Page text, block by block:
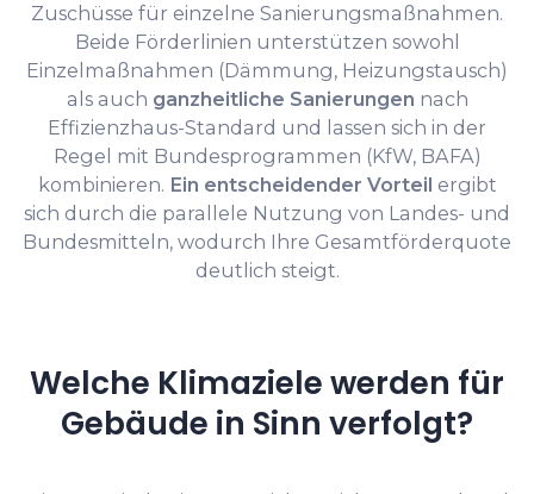
Zuschüsse für einzelne Sanierungsmaßnahmen.
Beide Förderlinien unterstützen sowohl
Einzelmaßnahmen (Dämmung, Heizungstausch)
als auch ganzheitliche Sanierungen nach
Effizienzhaus-Standard und lassen sich in der
Regel mit Bundesprogrammen (KfW, BAFA)
kombinieren. Ein entscheidender Vorteil ergibt
sich durch die parallele Nutzung von Landes- und
Bundesmitteln, wodurch Ihre Gesamtförderquote
deutlich steigt.
Welche Klimaziele werden für
Gebäude in Sinn verfolgt?